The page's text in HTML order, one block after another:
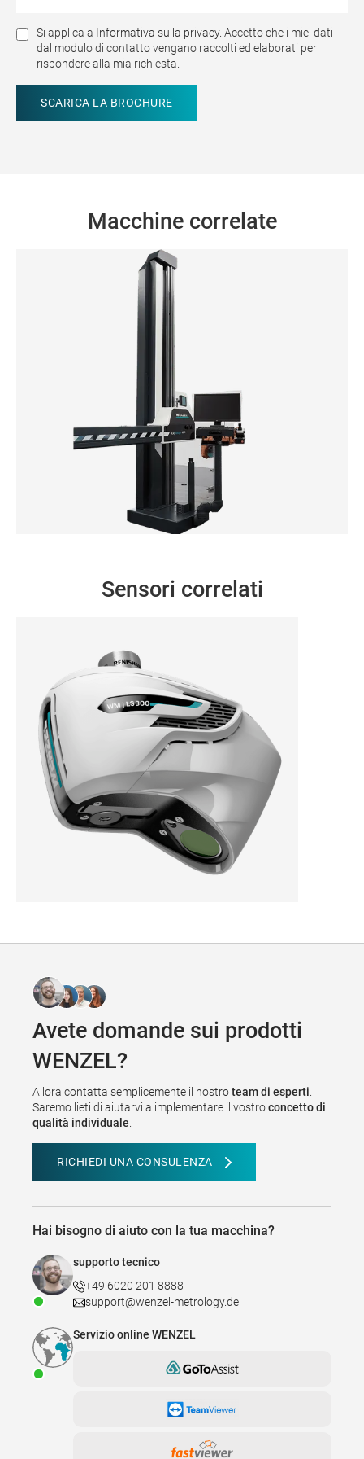
Si applica a Informativa sulla privacy. Accetto che i miei dati
dal modulo di contatto vengano raccolti ed elaborati per
rispondere alla mia richiesta.
Macchine correlate
Sensori correlati
Avete domande sui prodotti
WENZEL?
Allora contatta semplicemente il nostroteam di esperti.
Saremo lieti di aiutarvi a implementare il vostroconcetto di
qualità individuale.
RICHIEDI UNA CONSULENZA
Hai bisogno di aiuto con la tua macchina?
supporto tecnico
+49 6020 201 8888
support@wenzel-metrology.de
Servizio online WENZEL